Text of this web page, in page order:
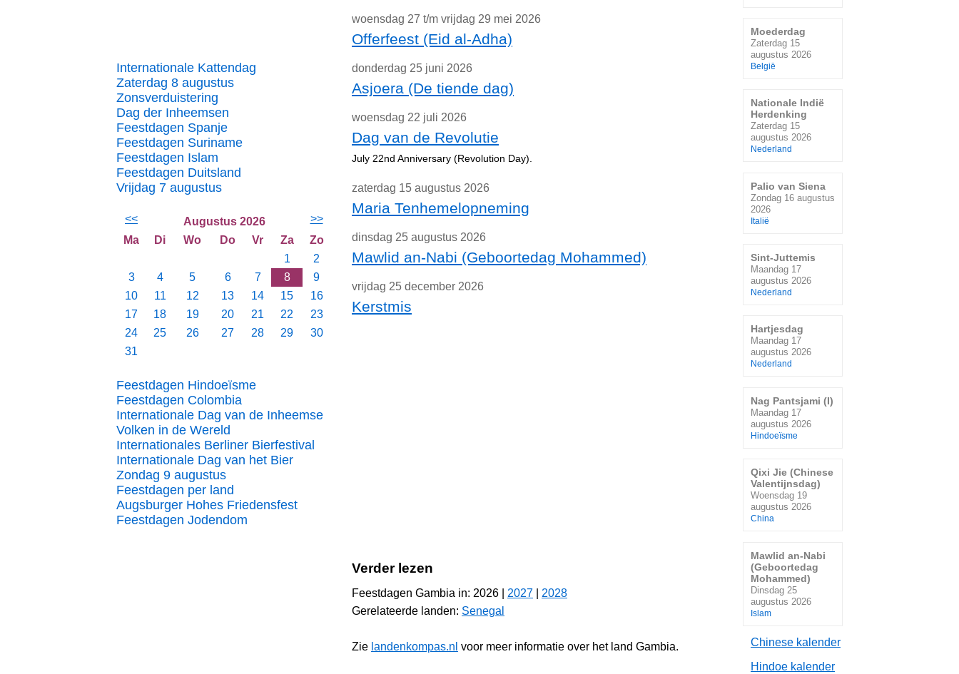
Internationale Kattendag
Zaterdag 8 augustus
Zonsverduistering
Dag der Inheemsen
Feestdagen Spanje
Feestdagen Suriname
Feestdagen Islam
Feestdagen Duitsland
Vrijdag 7 augustus
<< Augustus 2026
>>
Ma
Di Wo Do Vr Za
Zo
1
2
3
4 5 6 7 8
9
10
11 12 13 14 15
16
17
18 19 20 21 22
23
24
25 26 27 28 29
30
31
Feestdagen Hindoeïsme
Feestdagen Colombia
Internationale Dag van de Inheemse
Volken in de Wereld
Internationales Berliner Bierfestival
Internationale Dag van het Bier
Zondag 9 augustus
Feestdagen per land
Augsburger Hohes Friedensfest
Feestdagen Jodendom
woensdag 27 t/m vrijdag 29 mei 2026
Offerfeest (Eid al-Adha)
donderdag 25 juni 2026
Asjoera (De tiende dag)
woensdag 22 juli 2026
Dag van de Revolutie
July 22nd Anniversary (Revolution Day).
zaterdag 15 augustus 2026
Maria Tenhemelopneming
dinsdag 25 augustus 2026
Mawlid an-Nabi (Geboortedag Mohammed)
vrijdag 25 december 2026
Kerstmis
Verder lezen
Feestdagen Gambia in: 2026 | 2027
2028
Gerelateerde landen: Senegal
Zie landenkompas.nl voor meer informatie over het land Gambia.
Moederdag
Zaterdag 15
augustus 2026
België
Nationale Indië
Herdenking
Zaterdag 15
augustus 2026
Nederland
Palio van Siena
Zondag 16 augustus
2026
Italië
Sint-Juttemis
Maandag 17
augustus 2026
Nederland
Hartjesdag
Maandag 17
augustus 2026
Nederland
Nag Pantsjami (I)
Maandag 17
augustus 2026
Hindoeïsme
Qixi Jie (Chinese
Valentijnsdag)
Woensdag 19
augustus 2026
China
Mawlid an-Nabi
(Geboortedag
Mohammed)
Dinsdag 25
augustus 2026
Islam
Chinese kalender
Hindoe kalender